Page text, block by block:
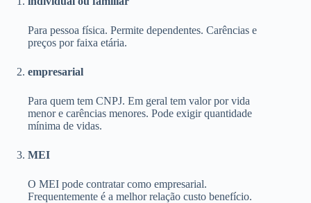
Para pessoa física. Permite dependentes. Carências e
preços por faixa etária.
empresarial
Para quem tem CNPJ. Em geral tem valor por vida
menor e carências menores. Pode exigir quantidade
mínima de vidas.
MEI
O MEI pode contratar como empresarial.
Frequentemente é a melhor relação custo benefício.